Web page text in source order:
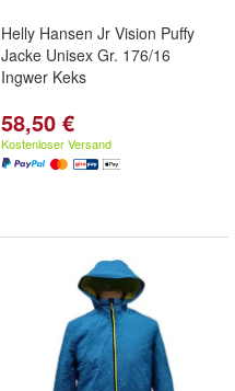
Helly Hansen Jr Vision Puffy
Jacke Unisex Gr. 176/16
Ingwer Keks
58,50 €
Kostenloser Versand